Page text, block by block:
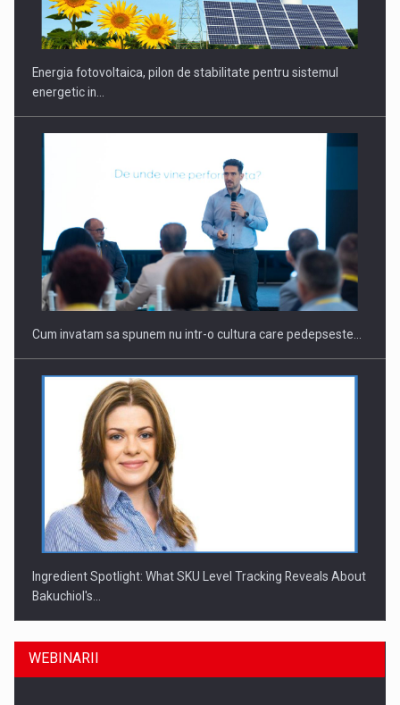
Energia fotovoltaica, pilon de stabilitate pentru sistemul
energetic in…
Cum invatam sa spunem nu intr-o cultura care pedepseste…
Ingredient Spotlight: What SKU Level Tracking Reveals About
Bakuchiol's…
WEBINARII